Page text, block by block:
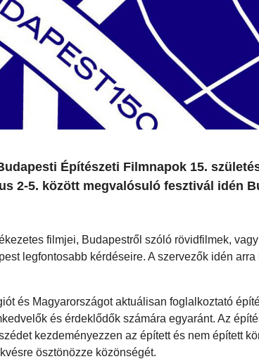
Építészeti Filmnapok 15.
2-5. között megvalósuló fesztivál idén
filmjei, Budapestről szóló rövidfilmek,
legfontosabb kérdéseire. A szervezők idén arra
és Magyarországot aktuálisan foglalkoztató
és érdeklődők számára egyaránt. Az
kezdeményezzen az épített és nem épített
ösztönözze közönségét.